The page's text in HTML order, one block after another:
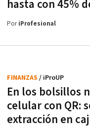
hasta con 45%
PoriProfesional
En los bolsillos
celular con QR:
extracción en
FINANZAS / iProUP